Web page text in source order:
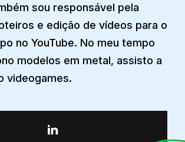
sou responsável pela
e edição de vídeos para o
no YouTube. No meu tempo
modelos em metal, assisto a
videogames.